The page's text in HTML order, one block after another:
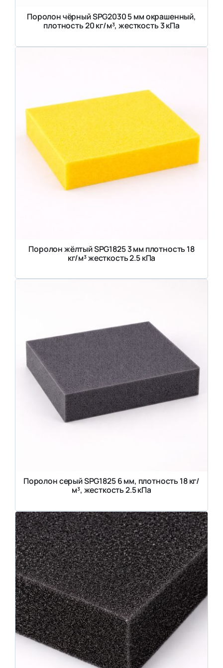
Поролон чёрный SPG2030 5 мм окрашенный,
плотность 20 кг/м³, жесткость 3 кПа
Поролон жёлтый SPG1825 3 мм плотность 18
кг/м³ жесткость 2.5 кПа
Поролон серый SPG1825 6 мм, плотность 18 кг/
м³, жесткость 2.5 кПа